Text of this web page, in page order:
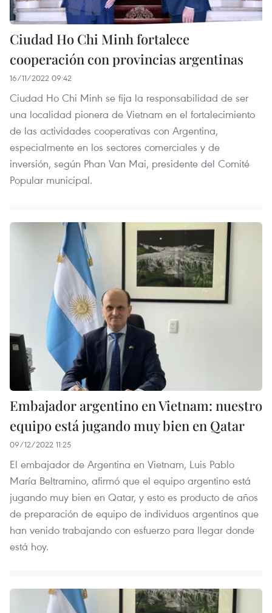
Ciudad Ho Chi Minh fortalece
cooperación con provincias argentinas
16/11/2022 09:42
Ciudad Ho Chi Minh se fija la responsabilidad de ser
una localidad pionera de Vietnam en el fortalecimiento
de las actividades cooperativas con Argentina,
especialmente en los sectores comerciales y de
inversión, según Phan Van Mai, presidente del Comité
Popular municipal.
Embajador argentino en Vietnam: nuestro
equipo está jugando muy bien en Qatar
09/12/2022 11:25
El embajador de Argentina en Vietnam, Luis Pablo
María Beltramino, afirmó que el equipo argentino está
jugando muy bien en Qatar, y esto es producto de años
de preparación de equipo de individuos argentinos que
han venido trabajando con esfuerzo para llegar donde
está hoy.